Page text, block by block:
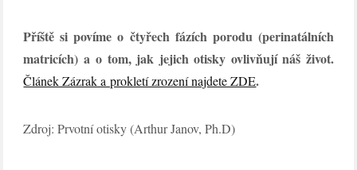
Příště si povíme o čtyřech fázích porodu (perinatálních
matricích) a o tom, jak jejich otisky ovlivňují náš život.
Článek Zázrak a prokletí zrození najdete ZDE.
Zdroj: Prvotní otisky (Arthur Janov, Ph.D)